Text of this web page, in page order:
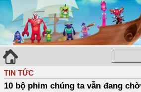
TIN TỨC
10 bộ phim chúng ta vẫn đang chờ